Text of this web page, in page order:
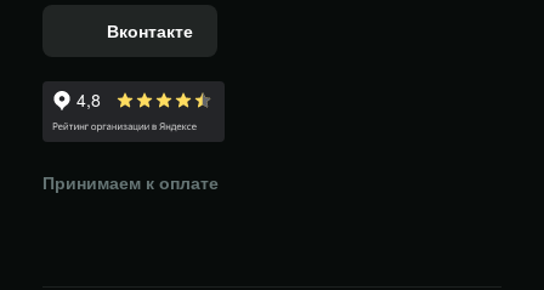
Вконтакте
Принимаем к оплате